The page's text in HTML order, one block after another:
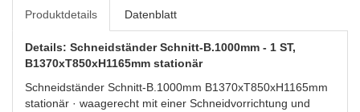
Produktdetails Datenblatt
Details: Schneidständer Schnitt-B.1000mm - 1 ST,
B1370xT850xH1165mm stationär
Schneidständer Schnitt-B.1000mm B1370xT850xH1165mm
stationär · waagerecht mit einer Schneidvorrichtung und